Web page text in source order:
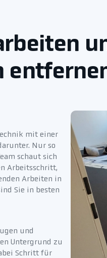
mit einer
Nur so
schaut sich
Arbeitsschritt,
Arbeiten in
Sie in besten
und
Untergrund zu
Schritt für